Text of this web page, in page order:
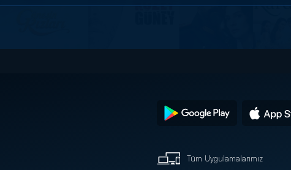
Tüm Uygulamalarımız